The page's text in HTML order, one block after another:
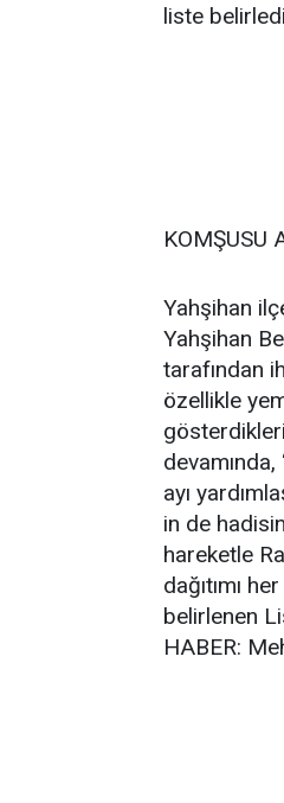
liste
KOMŞUSU
Yahşihan
Yahşihan
tarafından
özellikle
ayı
in de
hareketle
dağıtımı
belirlenen
HABER: